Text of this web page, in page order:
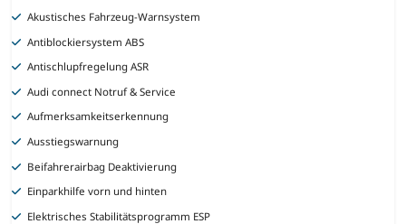
Akustisches Fahrzeug-Warnsystem
Antiblockiersystem ABS
Antischlupfregelung ASR
Audi connect Notruf & Service
Aufmerksamkeitserkennung
Ausstiegswarnung
Beifahrerairbag Deaktivierung
Einparkhilfe vorn und hinten
Elektrisches Stabilitätsprogramm ESP